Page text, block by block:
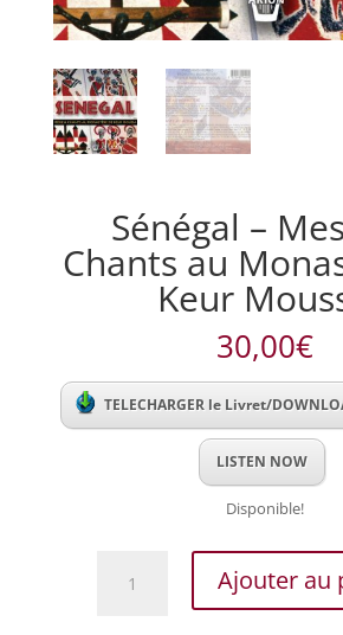
Sénégal –
Chants au
Keur
30,00€
TELECHARGER le Livret/
LISTEN NOW
Disponible!
Ajouter au